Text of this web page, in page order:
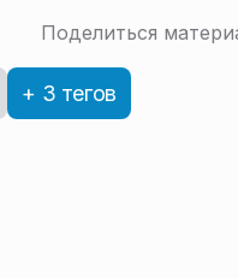
Поделиться
+ 3 тегов